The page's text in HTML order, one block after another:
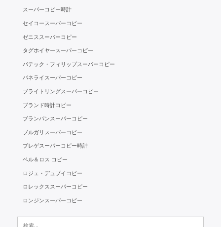
スーパーコピー時計
セイコースーパーコピー
ゼニススーパーコピー
タグホイヤースーパーコピー
パテック・フィリップスーパーコピー
パネライスーパーコピー
ブライトリングスーパーコピー
ブランド時計コピー
ブランパンスーパーコピー
ブルガリスーパーコピー
ブレゲスーパーコピー時計
ベル＆ロス コピー
ロジェ・デュブイコピー
ロレックススーパーコピー
ロンジンスーパーコピー